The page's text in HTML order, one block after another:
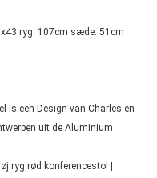
ryg: 107cm sæde: 51cm
is een Design van Charles en
uit de Aluminium
ryg rød konferencestol |